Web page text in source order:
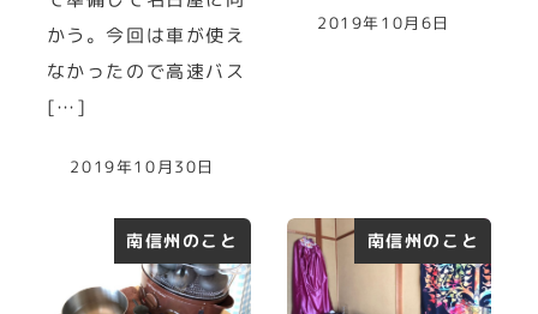
かう。今回は車が使え
なかったので高速バス
[…]
2019年10月30日
2019年10月6日
南信州のこと 南信州のこと